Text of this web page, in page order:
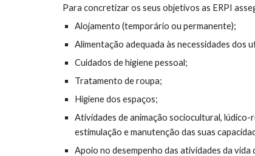
Para concretizar os seus objetivos as ERPI
Alojamento (temporário ou permanente);
Alimentação adequada às necessidades dos
Cuidados de higiene pessoal;
Tratamento de roupa;
Higiene dos espaços;
Atividades de animação sociocultural,
estimulação e manutenção das suas
Apoio no desempenho das atividades da vida